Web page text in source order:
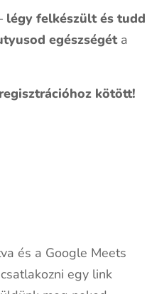
légy felkészült és tudd
egészségéta
kötött!
és a Google Meets
egy link